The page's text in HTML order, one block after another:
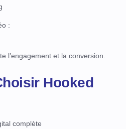
:
l’engagement et la conversion.
Hooked
complète